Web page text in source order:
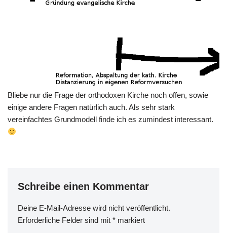
Bliebe nur die Frage der orthodoxen Kirche noch offen, sowie
einige andere Fragen natürlich auch. Als sehr stark
vereinfachtes Grundmodell finde ich es zumindest interessant.
Schreibe einen Kommentar
Deine E-Mail-Adresse wird nicht veröffentlicht.
Erforderliche Felder sind mit * markiert